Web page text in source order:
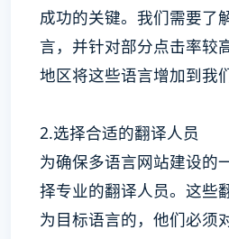
成功的关键。我们需要了
言，并针对部分点击率较
地区将这些语言增加到我
2.选择合适的翻译人员
为确保多语言网站建设的
择专业的翻译人员。这些
为目标语言的，他们必须